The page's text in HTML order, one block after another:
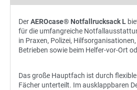
DerAEROcase® Notfallrucksack L
für die umfangreiche
in Praxen, Polizei,
Betrieben sowie beim Helfer-vor-Ort
Das große Hauptfach ist durch
Fächer unterteilt. Im ausklappbaren